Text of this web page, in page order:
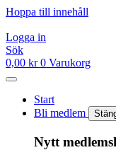
Hoppa till innehåll
Logga in
Sök
0,00 kr 0 Varukorg
Start
Bli medlem
Nytt